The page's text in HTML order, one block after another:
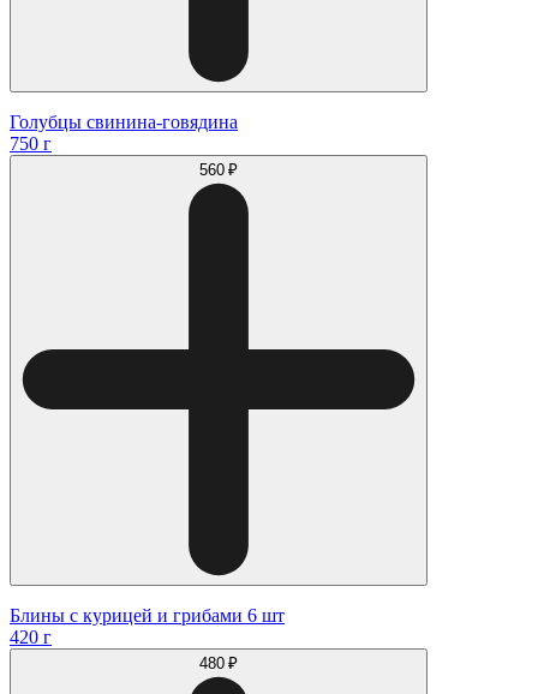
Голубцы свинина-говядина
750 г
560 ₽
Блины с курицей и грибами 6 шт
420 г
480 ₽